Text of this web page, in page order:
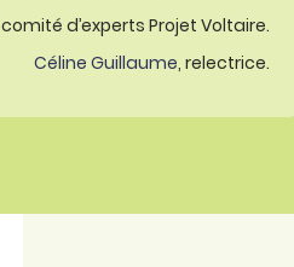
d’experts Projet Voltaire.
Céline Guillaume, relectrice.